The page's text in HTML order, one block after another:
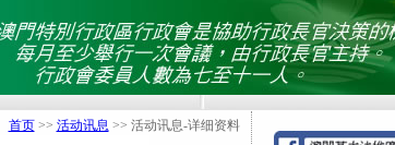
首页>> 活动讯息 >> 活动讯息-详细资料